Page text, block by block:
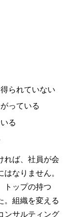
られていない
っている
る
れば、社員が会
なりません。
トップの持つ
。組織を変える
ンサルティング